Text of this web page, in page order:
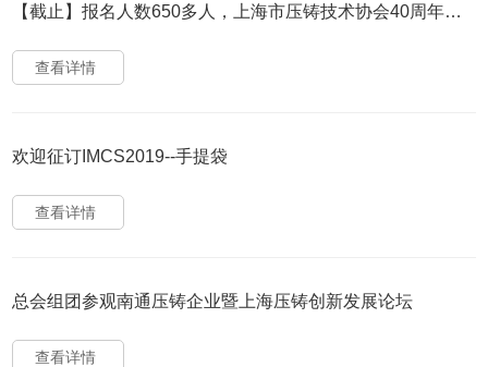
【截止】报名人数650多人，上海市压铸技术协会40周年庆典报名结束
查看详情
欢迎征订IMCS2019--手提袋
查看详情
总会组团参观南通压铸企业暨上海压铸创新发展论坛
查看详情